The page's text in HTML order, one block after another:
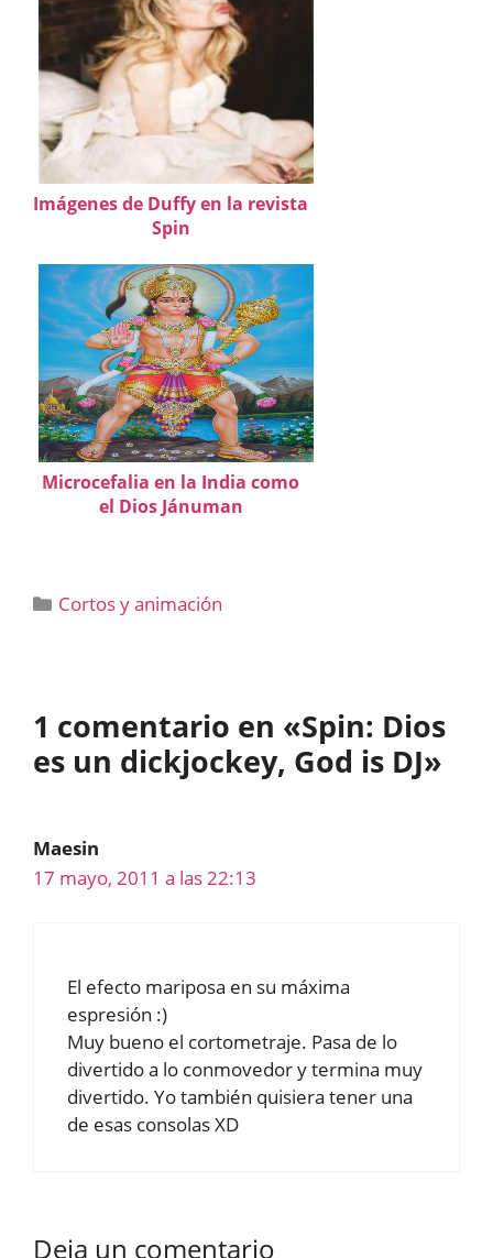
Imágenes de Duffy en la revista
Spin
Microcefalia en la India como
el Dios Jánuman
Categorías
Cortos y animación
1 comentario en «Spin: Dios
es un dickjockey, God is DJ»
Maesin
17 mayo, 2011 a las 22:13
El efecto mariposa en su máxima
espresión :)
Muy bueno el cortometraje. Pasa de lo
divertido a lo conmovedor y termina muy
divertido. Yo también quisiera tener una
de esas consolas XD
Deja un comentario